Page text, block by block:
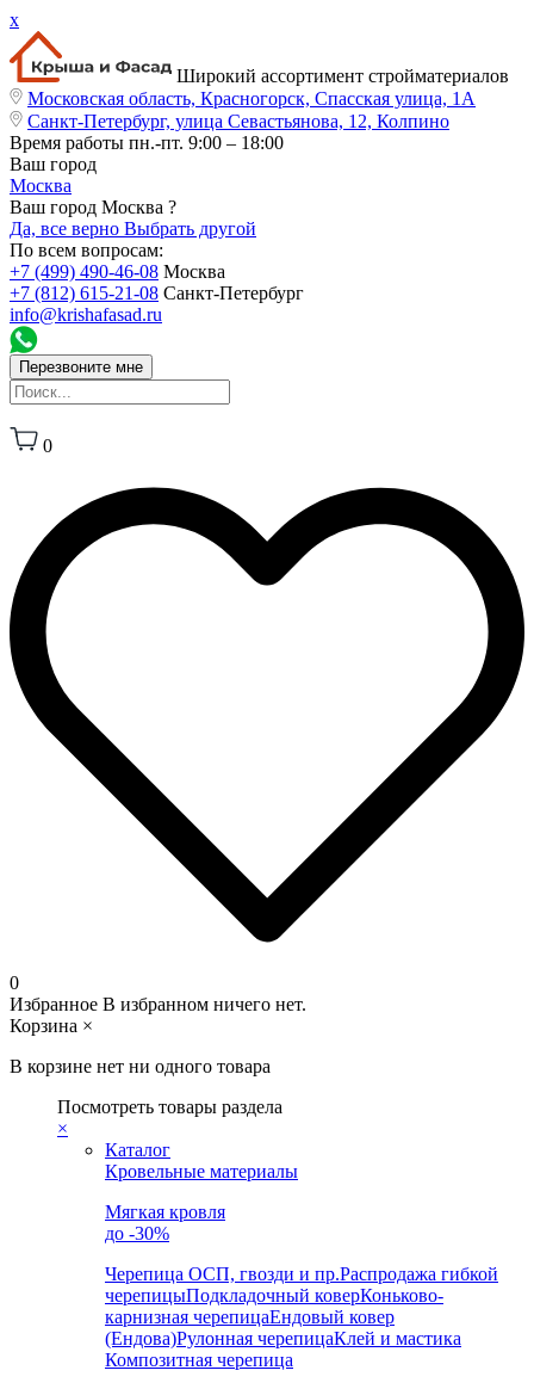
x
Широкий ассортимент стройматериалов
Московская область, Красногорск, Спасская улица, 1А
Санкт-Петербург, улица Севастьянова, 12, Колпино
Время работы пн.-пт. 9:00 – 18:00
Ваш город
Москва
Ваш город Москва ?
Да, все верно Выбрать другой
По всем вопросам:
+7 (499) 490-46-08 Москва
+7 (812) 615-21-08 Санкт-Петербург
info@krishafasad.ru
Перезвоните мне
0
0
Избранное В избранном ничего нет.
Корзина ×
В корзине нет ни одного товара
Посмотреть товары раздела
×
Каталог
Кровельные материалы
Мягкая кровля
до -30%
Черепица ОСП, гвозди и пр.Распродажа гибкой
черепицыПодкладочный коверКоньково-
карнизная черепицаЕндовый ковер
(Ендова)Рулонная черепицаКлей и мастика
Композитная черепица